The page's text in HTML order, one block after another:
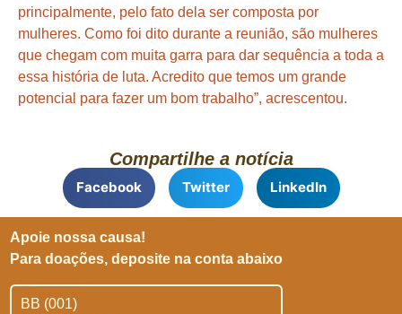
principalmente, pelo fato dela ser composta por
mulheres. Como foi dito durante a reunião, são mulheres
que chegam com muita garra para dar sequência a toda a
essa história de luta. Acredito que temos um grande
potencial para fazer um bom trabalho”, acrescentou.
Compartilhe a notícia
Facebook Twitter LinkedIn
Apoie nossa causa!
Para doações, deposite na conta abaixo
BB (001)